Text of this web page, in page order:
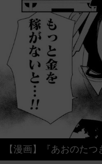
【漫画】『あおのた